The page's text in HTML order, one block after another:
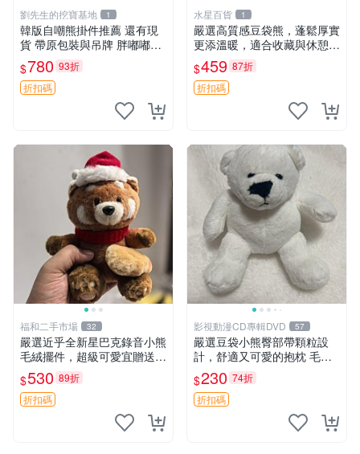
劉先生的挖寶基地 1
韓版自嘲熊掛件推薦 還有現
貨 帶原包裝與吊牌 胖嘟嘟超
可愛 毛絨手感佳 小熊掛件 自
嘲抱枕 小熊抱枕
$780 93折
折扣碼
水星百貨 1
嚴選高質感豆袋熊，蓬鬆厚實
更添溫暖，適合收藏與休憩。
前胸填充飽滿，背部亦具優雅
設計。 豆袋熊 保暖 溫柔 蓬
松
$459 87折
折扣碼
福和二手市場 32
嚴選近乎全新星巴克錄音小熊
毛絨擺件，超級可愛宜贈送掛
飾 錄音小熊 毛絨擺件 贈品
$530 89折
折扣碼
影視動漫CD專輯DVD 57
嚴選豆袋小熊臀部帶顆粒設
計，舒適又可愛的抱枕 毛絨
抱枕、臀部按摩、坐墊
$230 74折
折扣碼